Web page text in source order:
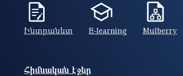
Ինտրանետ E-learning Mulberry
Footer site information
Հիմնական էջեր